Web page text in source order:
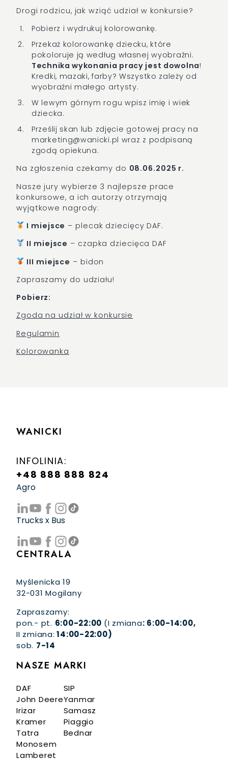
Drogi rodzicu, jak wziąć udział w konkursie?
Pobierz i wydrukuj kolorowankę.
Przekaż kolorowankę dziecku, które
pokoloruje ją według własnej wyobraźni.
Technika wykonania pracy jest dowolna!
Kredki, mazaki, farby? Wszystko zależy od
wyobraźni małego artysty.
W lewym górnym rogu wpisz imię i wiek
dziecka.
Prześlij skan lub zdjęcie gotowej pracy na
marketing@wanicki.pl wraz z podpisaną
zgodą opiekuna.
Na zgłoszenia czekamy do 08.06.2025 r.
Nasze jury wybierze 3 najlepsze prace
konkursowe, a ich autorzy otrzymają
wyjątkowe nagrody:
I miejsce – plecak dziecięcy DAF.
II miejsce – czapka dziecięca DAF
III miejsce – bidon
Zapraszamy do udziału!
Pobierz:
Zgoda na udział w konkursie
Regulamin
Kolorowanka
WANICKI
INFOLINIA:
+48 888 888 824
Agro
Trucks x Bus
CENTRALA
Myślenicka 19
32-031 Mogilany
Zapraszamy:
pon.- pt. 6:00-22:00 (I zmiana: 6:00-14:00,
II zmiana: 14:00-22:00)
sob. 7-14
NASZE MARKI
DAF
John Deere
Irizar
Kramer
Tatra
Monosem
Lamberet
SIP
Yanmar
Samasz
Piaggio
Bednar